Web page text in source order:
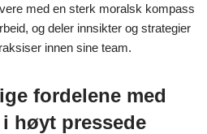
med en sterk moralsk kompass
og deler innsikter og strategier
innen sine team.
fordelene med
høyt pressede